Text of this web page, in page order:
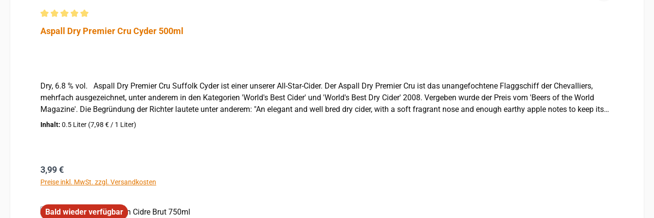
Durchschnittliche Bewertung von 5 von 5 Sternen
Aspall Dry Premier Cru Cyder 500ml
Dry, 6.8 % vol. Aspall Dry Premier Cru Suffolk Cyder ist einer unserer All-Star-Cider. Der Aspall Dry Premier Cru ist das unangefochtene Flaggschiff der Chevalliers,
mehrfach ausgezeichnet, unter anderem in den Kategorien 'World's Best Cider' und 'World's Best Dry Cider' 2008. Vergeben wurde der Preis vom 'Beers of the World
Magazine'. Die Begründung der Richter lautete unter anderem: "An elegant and well bred dry cider, with a soft fragrant nose and enough earthy apple notes to keep its
feet on the ground." Auch wenn das schon ein paar Jahre her ist: Dieser ausgesprochen trockene Cider ist nach wie vor von Weltklasseformat. Der erste Cyder, der von
Inhalt: 0.5 Liter (7,98 € / 1 Liter)
Regulärer Preis:
3,99 €
Preise inkl. MwSt. zzgl. Versandkosten
Bald wieder verfügbar